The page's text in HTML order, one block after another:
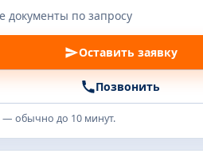
по запросу
Оставить заявку
Позвонить
— обычно до 10 минут.